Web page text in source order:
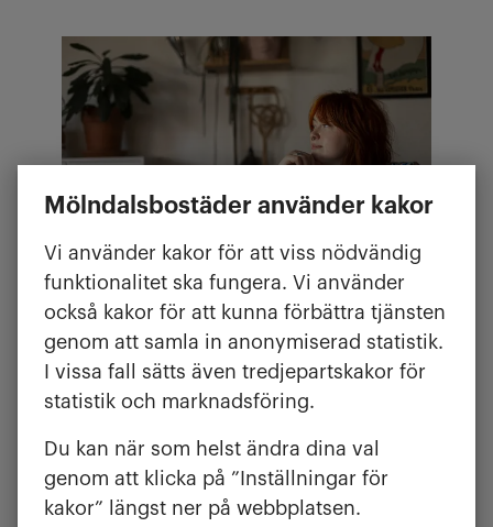
Mölndalsbostäder använder kakor
Vi använder kakor för att viss nödvändig
funktionalitet ska fungera. Vi använder
också kakor för att kunna förbättra tjänsten
genom att samla in anonymiserad statistik.
I vissa fall sätts även tredjepartskakor för
statistik och marknadsföring.
Du kan när som helst ändra dina val
genom att klicka på ”Inställningar för
kakor” längst ner på webbplatsen.
Vill du bo hos oss?
För att få en lägenhet hos oss
behöver du registrera ett konto
hos Boplats. Där står du i kö,
ser lediga bostäder och
anmäler intresse. Det är en god
idé att sätta upp dig i kö även